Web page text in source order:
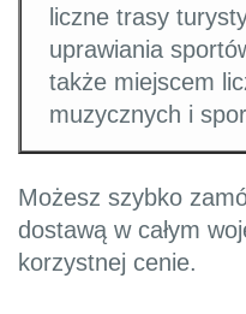
liczne trasy
uprawiania
także miejscem
muzycznych i
Możesz szybko
dostawą w całym
korzystnej cenie.